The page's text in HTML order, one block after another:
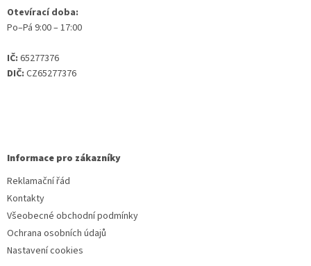
Otevírací doba:
Po–Pá 9:00 – 17:00
IČ: 65277376
DIČ: CZ65277376
Informace pro zákazníky
Reklamační řád
Kontakty
Všeobecné obchodní podmínky
Ochrana osobních údajů
Nastavení cookies